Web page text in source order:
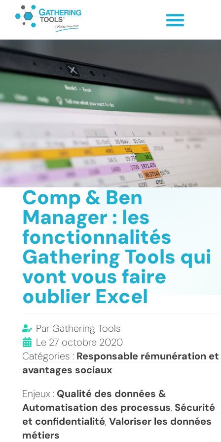
Comp & Ben
Manager : les
fonctionnalités
Gathering Tools qui
vont vous faire
oublier Excel
ParGathering Tools
Le 27 octobre 2020
Catégories : Responsable rémunération et
avantages sociaux
Enjeux : Qualité des données &
Automatisation des processus, Sécurité
et confidentialité, Valoriser les données
métiers